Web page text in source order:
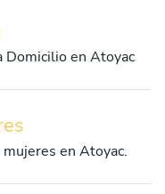
Domicilio en Atoyac
en Atoyac.